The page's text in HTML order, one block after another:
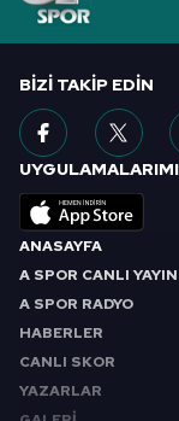
ANASAYFA
A SPOR CANLI YAYIN
A SPOR RADYO
HABERLER
CANLI SKOR
YAZARLAR
BIZI TAKIP EDIN